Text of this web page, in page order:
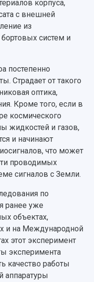
корпуса,
с внешней
из
систем и
постепенно
Страдает от такого
оптика,
Кроме того, если в
космического
жидкостей и газов,
и начинают
что может
проводимых
сигналов с Земли.
по
ранее уже
объектах,
и на Международной
этот эксперимент
эксперимента
качество работы
аппаратуры